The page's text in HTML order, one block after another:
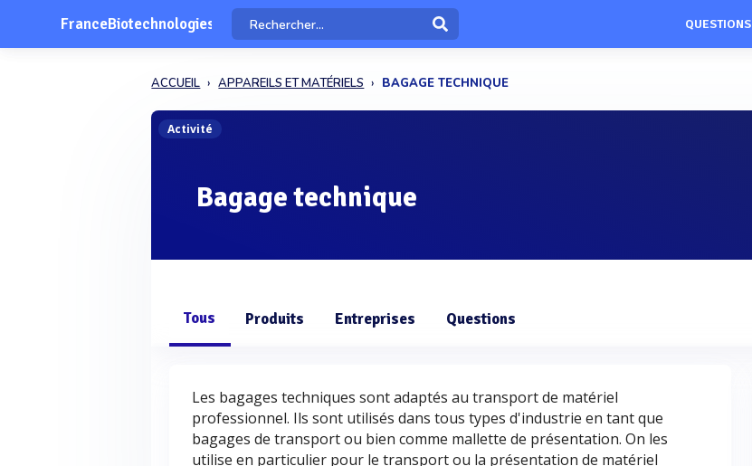
FranceBiotechnologies QUESTIONS
ACCUEIL APPAREILS ET MATÉRIELS BAGAGE TECHNIQUE
Activité
Bagage technique
Tous Produits Entreprises Questions
Les bagages techniques sont adaptés au transport de matériel
professionnel. Ils sont utilisés dans tous types d'industrie en tant que
bagages de transport ou bien comme mallette de présentation. On les
utilise en particulier pour le transport ou la présentation de matériel